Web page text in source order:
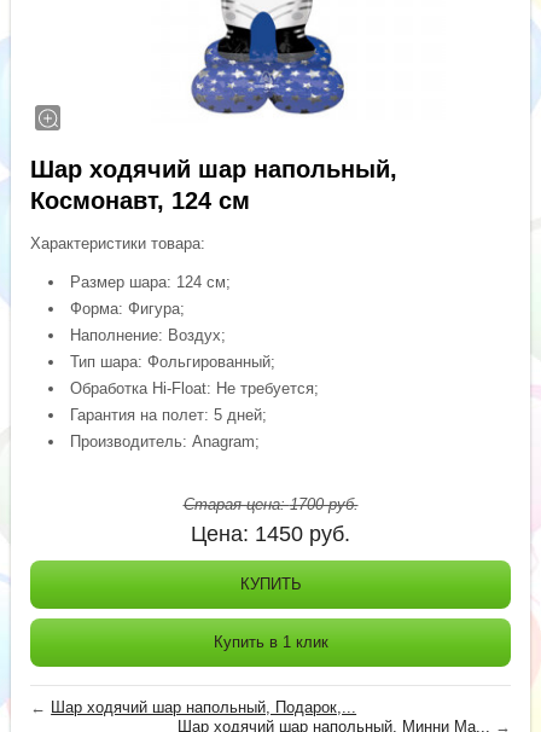
Шар ходячий шар напольный,
Космонавт, 124 см
Характеристики товара:
Размер шара: 124 см;
Форма: Фигура;
Наполнение: Воздух;
Тип шара: Фольгированный;
Обработка Hi-Float: Не требуется;
Гарантия на полет: 5 дней;
Производитель: Anagram;
Старая цена:1700руб.
Цена: 1450 руб.
КУПИТЬ
Купить в 1 клик
← Шар ходячий шар напольный, Подарок,...
Шар ходячий шар напольный, Минни Ма...
→